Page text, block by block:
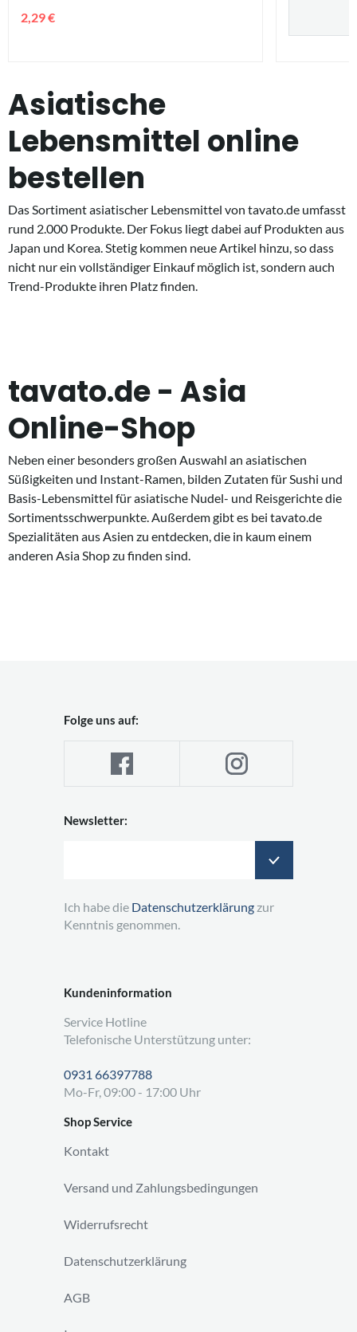
2,29 €
Asiatische
Lebensmittel online
bestellen
Das Sortiment asiatischer Lebensmittel von tavato.de umfasst
rund 2.000 Produkte. Der Fokus liegt dabei auf Produkten aus
Japan und Korea. Stetig kommen neue Artikel hinzu, so dass
nicht nur ein vollständiger Einkauf möglich ist, sondern auch
Trend-Produkte ihren Platz finden.
tavato.de - Asia
Online-Shop
Neben einer besonders großen Auswahl an asiatischen
Süßigkeiten und Instant-Ramen, bilden Zutaten für Sushi und
Basis-Lebensmittel für asiatische Nudel- und Reisgerichte die
Sortimentsschwerpunkte. Außerdem gibt es bei tavato.de
Spezialitäten aus Asien zu entdecken, die in kaum einem
anderen Asia Shop zu finden sind.
Kundeninformation
Service Hotline
Telefonische Unterstützung unter:
0931 66397788
Mo-Fr, 09:00 - 17:00 Uhr
Shop Service
Kontakt
Versand und Zahlungsbedingungen
Widerrufsrecht
Datenschutzerklärung
AGB
Folge uns auf:
Newsletter:
Ich habe die Datenschutzerklärung zur
Kenntnis genommen.